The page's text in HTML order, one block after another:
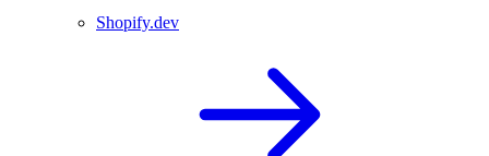
Shopify.dev